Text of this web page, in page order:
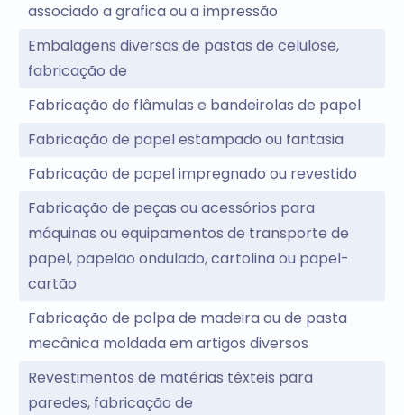
associado a grafica ou a impressão
Embalagens diversas de pastas de celulose,
fabricação de
Fabricação de flâmulas e bandeirolas de papel
Fabricação de papel estampado ou fantasia
Fabricação de papel impregnado ou revestido
Fabricação de peças ou acessórios para
máquinas ou equipamentos de transporte de
papel, papelão ondulado, cartolina ou papel-
cartão
Fabricação de polpa de madeira ou de pasta
mecânica moldada em artigos diversos
Revestimentos de matérias têxteis para
paredes, fabricação de